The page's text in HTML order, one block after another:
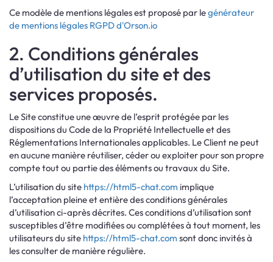
Ce modèle de mentions légales est proposé par legénérateur
de mentions légales RGPD d'Orson.io
2. Conditions générales
d’utilisation du site et des
services proposés.
Le Site constitue une œuvre de l’esprit protégée par les
dispositions du Code de la Propriété Intellectuelle et des
Réglementations Internationales applicables. Le Client ne peut
en aucune manière réutiliser, céder ou exploiter pour son propre
compte tout ou partie des éléments ou travaux du Site.
L’utilisation du site https://html5-chat.com implique
l’acceptation pleine et entière des conditions générales
d’utilisation ci-après décrites. Ces conditions d’utilisation sont
susceptibles d’être modifiées ou complétées à tout moment, les
utilisateurs du site https://html5-chat.com sont donc invités à
les consulter de manière régulière.